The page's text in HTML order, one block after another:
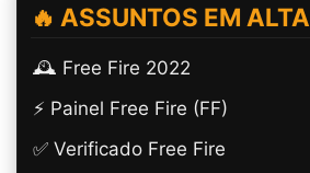
🔥 ASSUNTOS EM ALTA
🕰️ Free Fire 2022
⚡ Painel Free Fire (FF)
✅ Verificado Free Fire